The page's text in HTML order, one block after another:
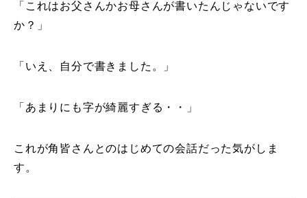
「これはお父さんかお母さんが書いたんじゃないです
か？」
「いえ、自分で書きました。」
「あまりにも字が綺麗すぎる・・」
これが角皆さんとのはじめての会話だった気がしま
す。